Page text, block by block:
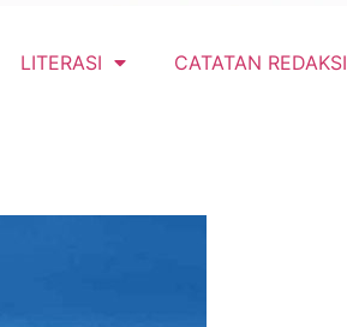
LITERASI CATATAN REDAKSI